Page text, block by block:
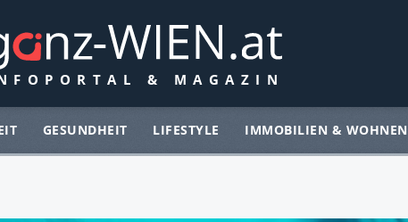
GESUNDHEIT LIFESTYLE IMMOBILIEN & WOHNEN